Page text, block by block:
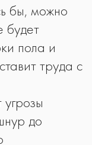
бы, можно
будет
пола и
труда с
до